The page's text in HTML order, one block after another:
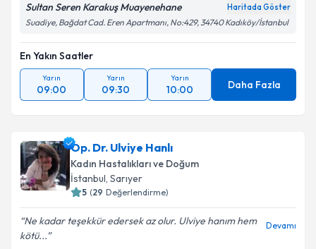
Sultan Seren Karakuş Muayenehane Haritada Göster
Suadiye, Bağdat Cad. Eren Apartmanı, No:429, 34740 Kadıköy/İstanbul
En Yakın Saatler
Yarın
09:00
Yarın
09:30
Yarın
10:00 Daha Fazla
Op. Dr. Ulviye Hanlı
Kadın Hastalıkları ve Doğum
İstanbul, Sarıyer
5 (29 Değerlendirme)
Ne kadar teşekkür edersek az olur. Ulviye hanım hem
kötü...
Devamı